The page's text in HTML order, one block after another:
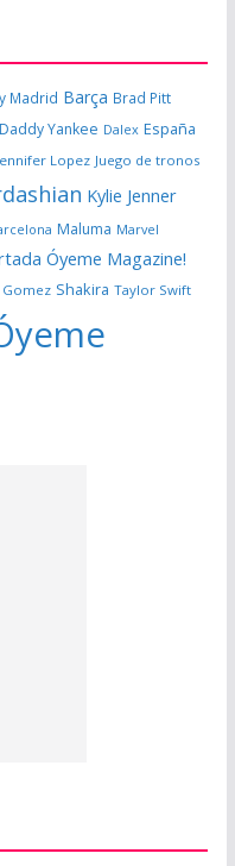
Madrid Barça Brad Pitt
Daddy Yankee Dalex España
Lopez Juego de tronos
Kylie Jenner
Maluma Marvel
Óyeme Magazine!
Gomez Shakira Taylor Swift